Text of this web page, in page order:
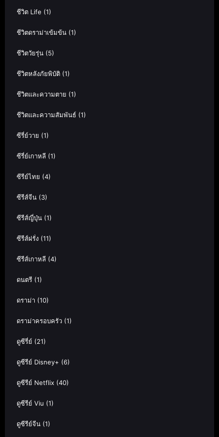
ชีวิต Life (1)
ชีวิตดราม่าเข้มข้น (1)
ชีวิตวัยรุ่น (5)
ชีวิตหลังภัยพิบัติ (1)
ชีวิตและความตาย (1)
ชีวิตและความสัมพันธ์ (1)
ซีรี่ย์วาย (1)
ซีรี่ย์เกาหลี (1)
ซีรีย์ไทย (4)
ซีรีส์จีน (3)
ซีรีส์ญี่ปุ่น (1)
ซีรีส์ฝรั่ง (11)
ซีรีส์เกาหลี (4)
ดนตรี (1)
ดราม่า (10)
ดราม่าครอบครัว (1)
ดูซีรี่ย์ (21)
ดูซีรีย์ Disney+ (6)
ดูซีรีย์ Netflix (40)
ดูซีรีย์ Viu (1)
ดูซีรีย์จีน (1)